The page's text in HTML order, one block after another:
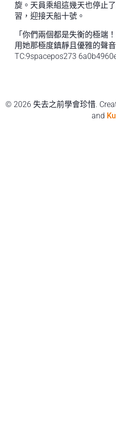
旋。天員乘組這幾天也停止
習，迎接天船十號。
「你們兩個都是失衡的極端
用她那極度鎮靜且優雅的聲
TC:9spacepos273
© 2026 失去之前學會珍惜.
and